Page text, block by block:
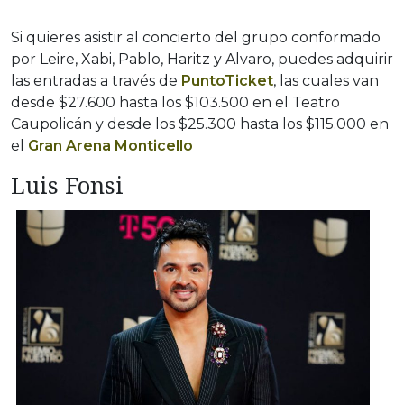
Si quieres asistir al concierto del grupo conformado
por Leire, Xabi, Pablo, Haritz y Alvaro, puedes adquirir
las entradas a través de PuntoTicket, las cuales van
desde $27.600 hasta los $103.500 en el Teatro
Caupolicán y desde los $25.300 hasta los $115.000 en
el Gran Arena Monticello
Luis Fonsi